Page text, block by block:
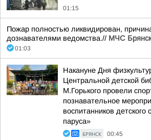
01:15
Пожар полностью ликвидирован,
дознавателями ведомства.// МЧС
01:03
Накануне Дня
Центральной детской
М.Горького провели
познавательное
воспитанников
паруса»
БРЯНСК 00:45